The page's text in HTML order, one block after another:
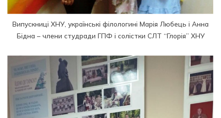
Випускниці ХНУ, українські філологині Марія Любець і Анна
Бідна – члени студради ГПФ і солістки СЛТ “Глорія” ХНУ